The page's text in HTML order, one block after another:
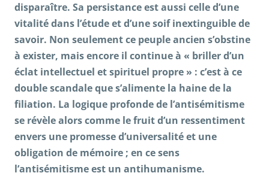
disparaître. Sa persistance est aussi celle d’une
vitalité dans l’étude et d’une soif inextinguible de
savoir. Non seulement ce peuple ancien s’obstine
à exister, mais encore il continue à « briller d’un
éclat intellectuel et spirituel propre » : c’est à ce
double scandale que s’alimente la haine de la
filiation. La logique profonde de l’antisémitisme
se révèle alors comme le fruit d’un ressentiment
envers une promesse d’universalité et une
obligation de mémoire ; en ce sens
l’antisémitisme est un antihumanisme.